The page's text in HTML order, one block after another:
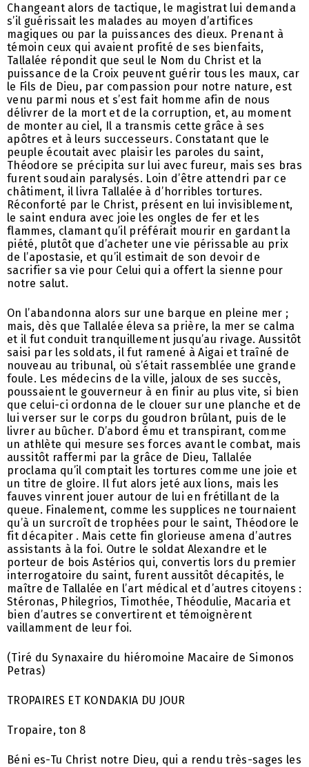
Changeant alors de tactique, le magistrat lui demanda
s’il guérissait les malades au moyen d’artifices
magiques ou par la puissances des dieux. Prenant à
témoin ceux qui avaient profité de ses bienfaits,
Tallalée répondit que seul le Nom du Christ et la
puissance de la Croix peuvent guérir tous les maux, car
le Fils de Dieu, par compassion pour notre nature, est
venu parmi nous et s’est fait homme afin de nous
délivrer de la mort et de la corruption, et, au moment
de monter au ciel, Il a transmis cette grâce à ses
apôtres et à leurs successeurs. Constatant que le
peuple écoutait avec plaisir les paroles du saint,
Théodore se précipita sur lui avec fureur, mais ses bras
furent soudain paralysés. Loin d’être attendri par ce
châtiment, il livra Tallalée à d’horribles tortures.
Réconforté par le Christ, présent en lui invisiblement,
le saint endura avec joie les ongles de fer et les
flammes, clamant qu’il préférait mourir en gardant la
piété, plutôt que d’acheter une vie périssable au prix
de l’apostasie, et qu’il estimait de son devoir de
sacrifier sa vie pour Celui qui a offert la sienne pour
notre salut.
On l’abandonna alors sur une barque en pleine mer ;
mais, dès que Tallalée éleva sa prière, la mer se calma
et il fut conduit tranquillement jusqu’au rivage. Aussitôt
saisi par les soldats, il fut ramené à Aigai et traîné de
nouveau au tribunal, où s’était rassemblée une grande
foule. Les médecins de la ville, jaloux de ses succès,
poussaient le gouverneur à en finir au plus vite, si bien
que celui-ci ordonna de le clouer sur une planche et de
lui verser sur le corps du goudron brûlant, puis de le
livrer au bûcher. D’abord ému et transpirant, comme
un athlète qui mesure ses forces avant le combat, mais
aussitôt raffermi par la grâce de Dieu, Tallalée
proclama qu’il comptait les tortures comme une joie et
un titre de gloire. Il fut alors jeté aux lions, mais les
fauves vinrent jouer autour de lui en frétillant de la
queue. Finalement, comme les supplices ne tournaient
qu’à un surcroît de trophées pour le saint, Théodore le
fit décapiter . Mais cette fin glorieuse amena d’autres
assistants à la foi. Outre le soldat Alexandre et le
porteur de bois Astérios qui, convertis lors du premier
interrogatoire du saint, furent aussitôt décapités, le
maître de Tallalée en l’art médical et d’autres citoyens :
Stéronas, Philegrios, Timothée, Théodulie, Macaria et
bien d’autres se convertirent et témoignèrent
vaillamment de leur foi.
(Tiré du Synaxaire du hiéromoine Macaire de Simonos
Petras)
TROPAIRES ET KONDAKIA DU JOUR
Tropaire, ton 8
Béni es-Tu Christ notre Dieu, qui a rendu très-sages les